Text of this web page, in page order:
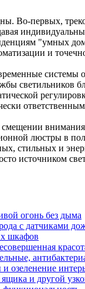
Во-первых,
"умных
и
системы
светильников
люстры в
стильных и
источником
огонь без дыма
с датчиками
шкафов
озеленение
и другой